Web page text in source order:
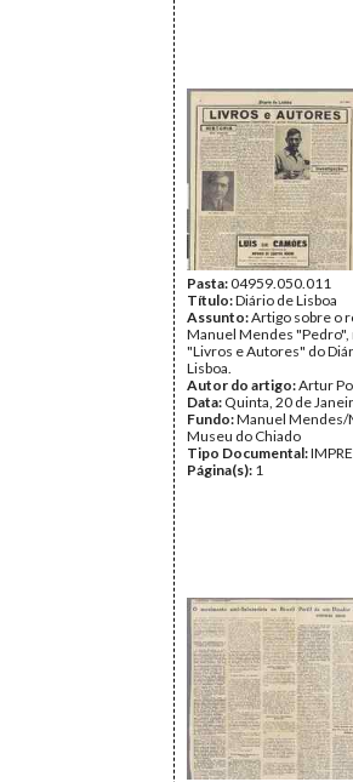
Pasta:04959.050.011
Título:Diário de Lisboa
Assunto:Artigo sobre o
Manuel Mendes "Pedro",
"Livros e Autores" do
Lisboa.
Autor do artigo:Artur
Data: Quinta, 20 de
Fundo:Manuel Mendes/
Museu do Chiado
Tipo Documental:
Página(s): 1